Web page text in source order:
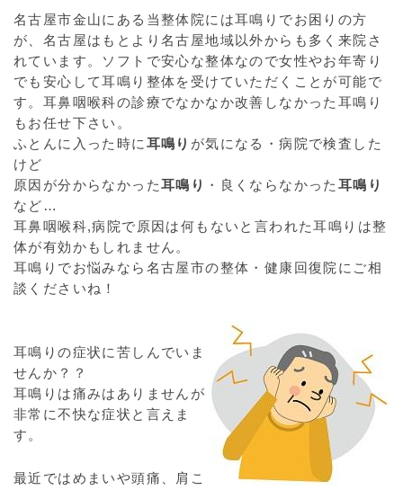
名古屋市金山にある当整体院には耳鳴りでお困りの方
が、名古屋はもとより名古屋地域以外からも多く来院さ
れています。ソフトで安心な整体なので女性やお年寄り
でも安心して耳鳴り整体を受けていただくことが可能で
す。耳鼻咽喉科の診療でなかなか改善しなかった耳鳴り
もお任せ下さい。
ふとんに入った時に 耳鳴り が気になる・病院で検査した
けど
原因が分からなかった耳鳴り ・良くならなかった 耳鳴り
など…
耳鼻咽喉科,病院で原因は何もないと言われた耳鳴りは整
体が有効かもしれません。
耳鳴りでお悩みなら名古屋市の整体・健康回復院にご相
談くださいね！
耳鳴りの症状に苦しんでいま
せんか？？
耳鳴りは痛みはありませんが
非常に不快な症状と言えま
す。
最近ではめまいや頭痛、肩こ